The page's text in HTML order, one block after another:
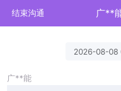
结束沟通 广**
2026-08-08
广**能